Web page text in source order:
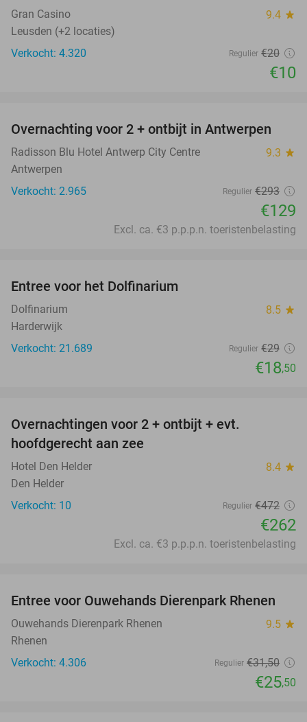
Gran Casino 9.4 star
Leusden (+2 locaties)
Verkocht: 4.320
Regulier €20
€10
56%
Overnachting voor 2 + ontbijt in Antwerpen
Radisson Blu Hotel Antwerp City Centre 9.3 star
Antwerpen
Verkocht: 2.965
Regulier €293
€129
Excl. ca. €3 p.p.p.n. toeristenbelasting
Entree voor het Dolfinarium
Dolfinarium 8.5 star
Harderwijk
Verkocht: 21.689
Regulier €29
€18,50
Overnachtingen voor 2 + ontbijt + evt.
hoofdgerecht aan zee
Hotel Den Helder 8.4 star
Den Helder
Verkocht: 10
Regulier €472
€262
Excl. ca. €3 p.p.p.n. toeristenbelasting
19%
Entree voor Ouwehands Dierenpark Rhenen
Ouwehands Dierenpark Rhenen 9.5 star
Rhenen
Verkocht: 4.306
Regulier €31,50
€25,50